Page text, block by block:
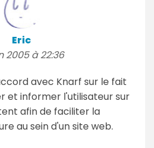
Eric
2005 à 22:36
avec Knarf sur le fait
et informer l'utilisateur sur
afin de faciliter la
au sein d'un site web.